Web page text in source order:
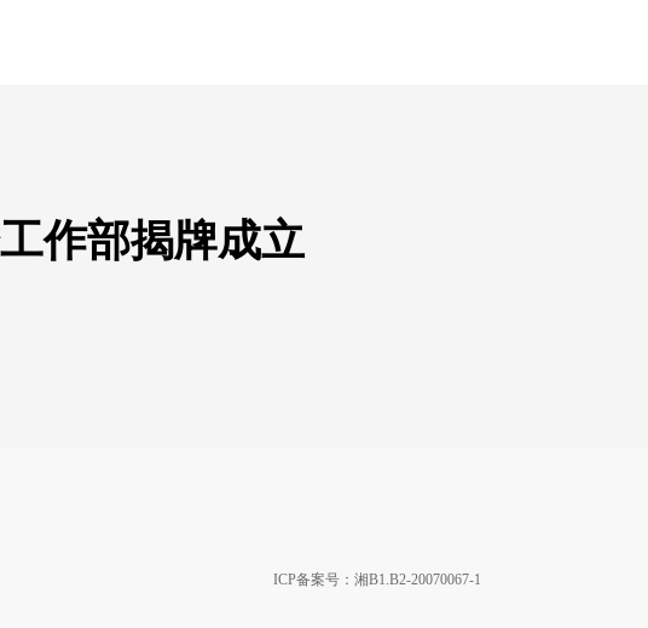
作部揭牌成立
ICP备案号：湘B1.B2-20070067-1